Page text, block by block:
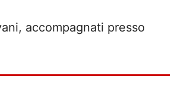
accompagnati presso